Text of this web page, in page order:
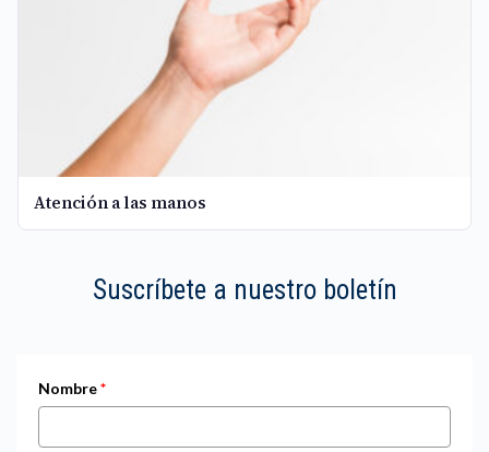
Atención a las manos
Suscríbete a nuestro boletín
Nombre*